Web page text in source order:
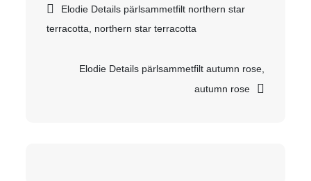
Elodie Details pärlsammetfilt northern star
terracotta, northern star terracotta
Elodie Details pärlsammetfilt autumn rose,
autumn rose